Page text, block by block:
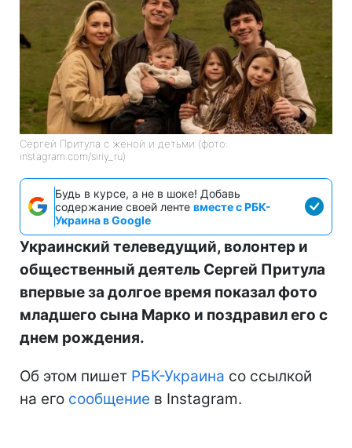
Сергей Притула с женой и детьми (фото:
instagram.com/siriy_ru)
Будь в курсе, а не в шоке! Добавь
содержание своей ленте вместе с РБК-
Украина в Google
Украинский телеведущий, волонтер и
общественный деятель Сергей Притула
впервые за долгое время показал фото
младшего сына Марко и поздравил его с
днем рождения.
Об этом пишет РБК-Украина со ссылкой
на его сообщение в Instagram.